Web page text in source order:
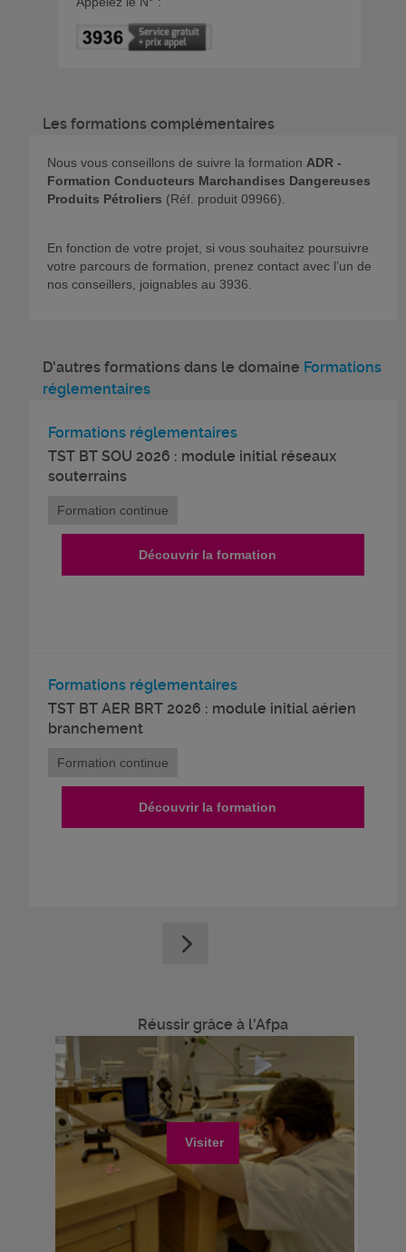
Les formations complémentaires
Nous vous conseillons de suivre la formation ADR -
Formation Conducteurs Marchandises Dangereuses
Produits Pétroliers (Réf. produit 09966).
En fonction de votre projet, si vous souhaitez poursuivre
votre parcours de formation, prenez contact avec l’un de
nos conseillers, joignables au 3936.
D'autres formations dans le domaine Formations
réglementaires
Formations réglementaires
TST BT SOU 2026 : module initial réseaux
souterrains
Formation continue
Découvrir la formation
Formations réglementaires
TST BT AER BRT 2026 : module initial aérien
branchement
Formation continue
Découvrir la formation
Réussir grâce à l'Afpa
Visiter